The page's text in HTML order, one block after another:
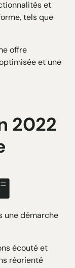
et
tels que
offre
et une
2022
une démarche
écouté et
réorienté